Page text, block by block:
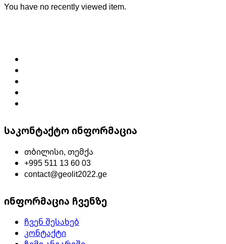
You have no recently viewed item.
საკონტაქტო ინფორმაცია
თბილისი, თემქა
+995 511 13 60 03
contact@geolit2022.ge
ინფორმაცია ჩვენზე
ჩვენ შესახებ
კონტაქტი